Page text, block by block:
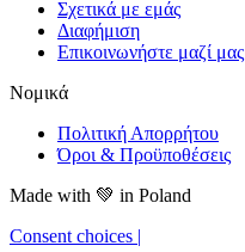
Σχετικά με εμάς
Διαφήμιση
Επικοινωνήστε μαζί μας
Νομικά
Πολιτική Απορρήτου
Όροι & Προϋποθέσεις
Made with 💚 in Poland
Consent choices |